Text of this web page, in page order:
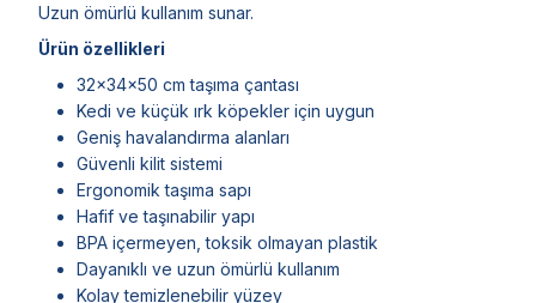
Uzun ömürlü kullanım sunar.
Ürün özellikleri
32x34x50 cm taşıma çantası
Kedi ve küçük ırk köpekler için uygun
Geniş havalandırma alanları
Güvenli kilit sistemi
Ergonomik taşıma sapı
Hafif ve taşınabilir yapı
BPA içermeyen, toksik olmayan plastik
Dayanıklı ve uzun ömürlü kullanım
Kolay temizlenebilir yüzey